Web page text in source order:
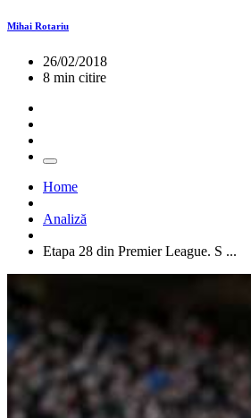
Mihai Rotariu
26/02/2018
8 min citire
Home
Analiză
Etapa 28 din Premier League. S ...